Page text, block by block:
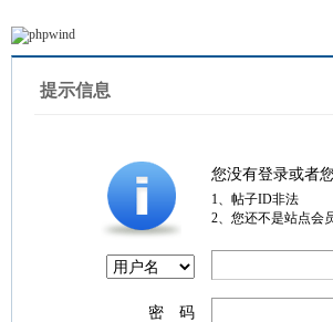
提示信息
您没有登录或者
1、帖子ID非法
2、您还不是站点会
密 码